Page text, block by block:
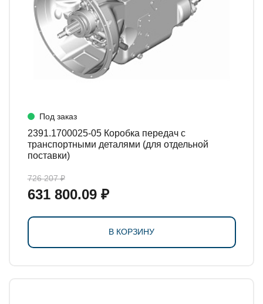
Под заказ
2391.1700025-05 Коробка передач с
транспортными деталями (для отдельной
поставки)
726 207 ₽
631 800.09 ₽
В КОРЗИНУ